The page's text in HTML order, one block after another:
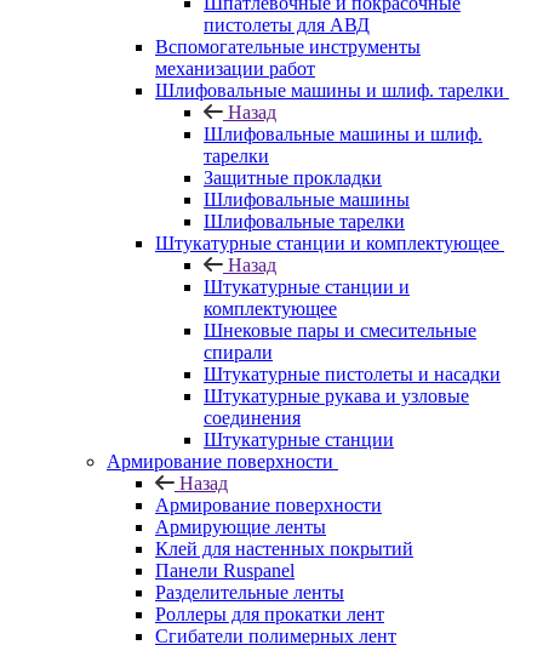
пистолеты для АВД
Вспомогательные инструменты
механизации работ
Шлифовальные машины и шлиф. тарелки
Назад
Шлифовальные машины и шлиф.
тарелки
Защитные прокладки
Шлифовальные машины
Шлифовальные тарелки
Штукатурные станции и комплектующее
Назад
Штукатурные станции и
комплектующее
Шнековые пары и смесительные
спирали
Штукатурные пистолеты и насадки
Штукатурные рукава и узловые
соединения
Штукатурные станции
Армирование поверхности
Назад
Армирование поверхности
Армирующие ленты
Клей для настенных покрытий
Панели Ruspanel
Разделительные ленты
Роллеры для прокатки лент
Сгибатели полимерных лент